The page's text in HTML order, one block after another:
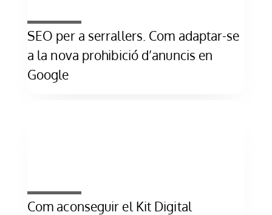
SEO per a serrallers. Com adaptar-se
a la nova prohibició d’anuncis en
Google
Com aconseguir el Kit Digital